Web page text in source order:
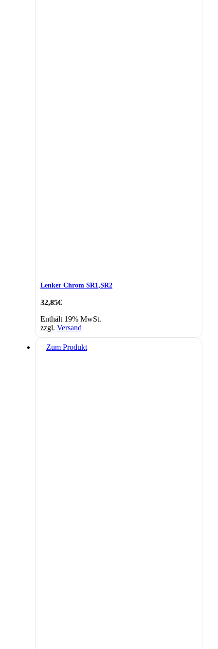
Lenker Chrom SR1,SR2
32,85€
Enthält 19% MwSt.
zzgl. Versand
Zum Produkt